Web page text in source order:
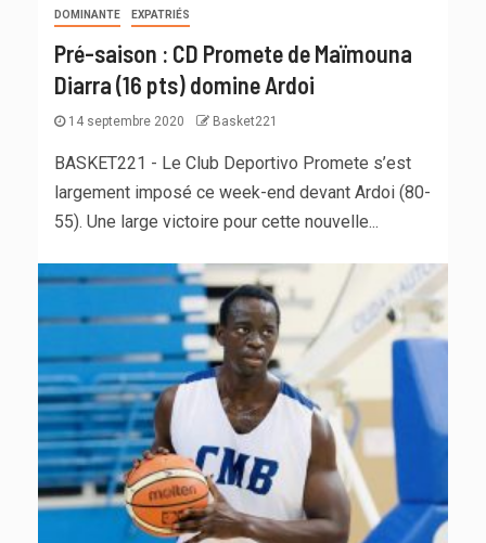
DOMINANTE EXPATRIÉS
Pré-saison : CD Promete de Maïmouna
Diarra (16 pts) domine Ardoi
14 septembre 2020 Basket221
BASKET221 - Le Club Deportivo Promete s’est
largement imposé ce week-end devant Ardoi (80-
55). Une large victoire pour cette nouvelle...